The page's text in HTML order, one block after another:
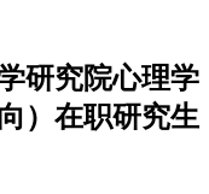
研究院心理学
）在职研究生